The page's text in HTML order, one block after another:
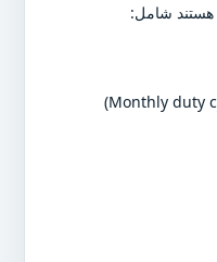
هستند شامل: